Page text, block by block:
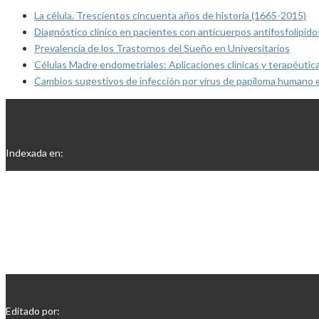
La célula. Trescientos cincuenta años de historia (1665-2015)
Diagnóstico clínico en pacientes con anticuerpos
Prevalencia de los Trastornos del Sueño en Universitarios
Células Madre endometriales: Aplicaciones clínicas y
Cambios sugestivos de infección por virus de papiloma
Indexada en:
Editado por: